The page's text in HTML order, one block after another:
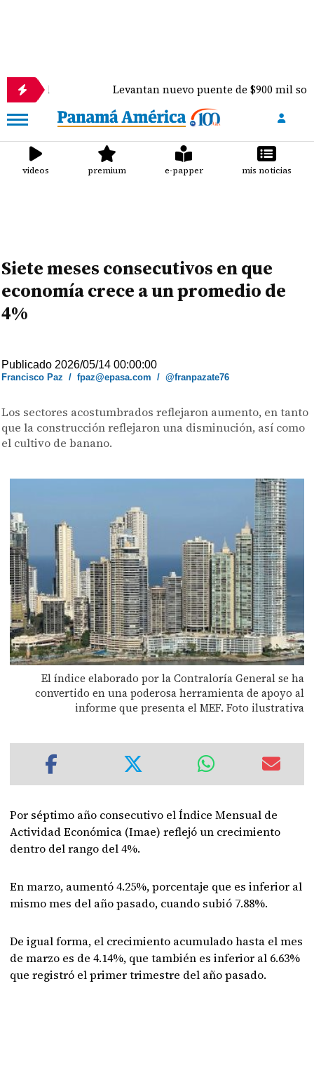
Levantan nuevo puente de $900 mil sobre el río
videos premium e-papper mis noticias
Siete meses consecutivos en que
economía crece a un promedio de
4%
Publicado 2026/05/14 00:00:00
Francisco Paz /fpaz@epasa.com /@franpazate76
Los sectores acostumbrados reflejaron aumento, en tanto
que la construcción reflejaron una disminución, así como
el cultivo de banano.
El índice elaborado por la Contraloría General se ha
convertido en una poderosa herramienta de apoyo al
informe que presenta el MEF. Foto ilustrativa
Por séptimo año consecutivo el Índice Mensual de
Actividad Económica (Imae) reflejó un crecimiento
dentro del rango del 4%.
En marzo, aumentó 4.25%, porcentaje que es inferior al
mismo mes del año pasado, cuando subió 7.88%.
De igual forma, el crecimiento acumulado hasta el mes
de marzo es de 4.14%, que también es inferior al 6.63%
que registró el primer trimestre del año pasado.